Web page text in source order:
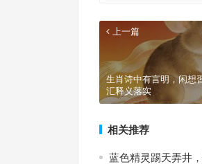
上一篇
生肖诗中有言明，闲想
汇释义落实
相关推荐
蓝色精灵踢天弄井